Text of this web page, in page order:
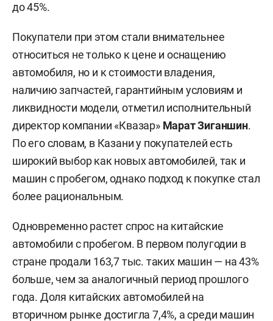
до 45%.
Покупатели при этом стали внимательнее
относиться не только к цене и оснащению
автомобиля, но и к стоимости владения,
наличию запчастей, гарантийным условиям и
ликвидности модели, отметил исполнительный
директор компании «Квазар» Марат Зиганшин.
По его словам, в Казани у покупателей есть
широкий выбор как новых автомобилей, так и
машин с пробегом, однако подход к покупке стал
более рациональным.
Одновременно растет спрос на китайские
автомобили с пробегом. В первом полугодии в
стране продали 163,7 тыс. таких машин — на 43%
больше, чем за аналогичный период прошлого
года. Доля китайских автомобилей на
вторичном рынке достигла 7,4%, а среди машин